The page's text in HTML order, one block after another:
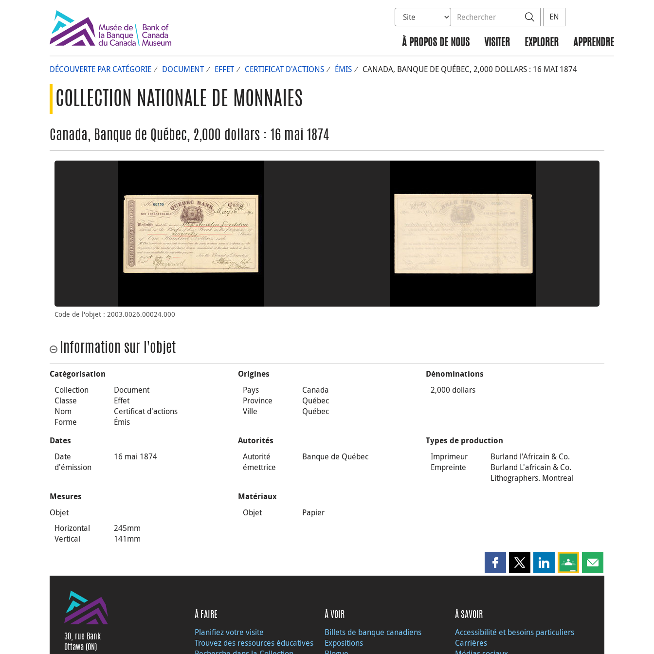
Sélectionnez la base de données à rechercher
Rechercher dans le site Rechercher
EN
À PROPOS DE NOUS VISITER EXPLORER APPRENDRE
DÉCOUVERTE PAR CATÉGORIE DOCUMENT EFFET CERTIFICAT D'ACTIONS ÉMIS CANADA, BANQUE DE QUÉBEC, 2,000 DOLLARS : 16 MAI 1874
COLLECTION NATIONALE DE MONNAIES
Canada, Banque de Québec, 2,000 dollars : 16 mai 1874
Code de l'objet : 2003.0026.00024.000
Information sur l'objet
Catégorisation
Collection
Document
Classe
Effet
Nom
Certificat d'actions
Forme
Émis
Origines
Pays
Canada
Province
Québec
Ville
Québec
Dénominations
2,000 dollars
Dates
Date
d'émission
16 mai 1874
Autorités
Autorité
émettrice
Banque de Québec
Types de production
Imprimeur
Burland l'Africain & Co.
Empreinte
Burland L'africain & Co.
Lithographers. Montreal
Mesures
Objet
Horizontal
245mm
Vertical
141mm
Matériaux
Objet Papier
Partager cette page sur Facebook
Partager cette page sur X
Partager cette page sur
Partagez cette page sur
Partager cette
30, rue Bank
Ottawa (ON)
À FAIRE
Planifiez votre visite
Trouvez des ressources éducatives
À VOIR
Billets de banque canadiens
Expositions
À SAVOIR
Accessibilité et besoins particuliers
Carrières